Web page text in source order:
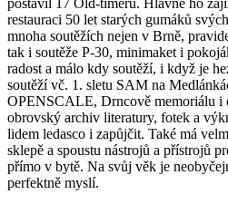
restauraci 50 let starých gumáků
mnoha soutěžích nejen v Brně,
tak i soutěže P-30, minimaket i
radost a málo kdy soutěží, i když je
soutěží vč. 1. sletu SAM na
OPENSCALE, Drncově memoriálu i
obrovský archiv literatury, fotek a
lidem ledasco i zapůjčit. Také má
sklepě a spoustu nástrojů a přístrojů
přímo v bytě. Na svůj věk je
perfektně myslí.